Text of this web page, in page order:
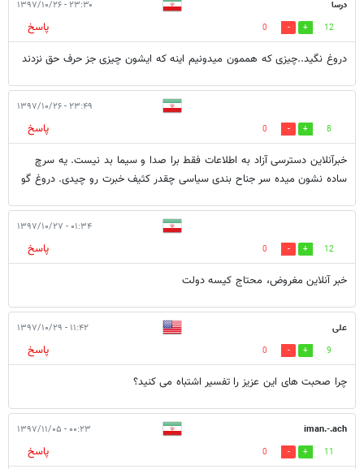
درسا ۲۳:۳۰ - ۱۳۹۷/۱۰/۲۶
12
0
پاسخ
دروغ نگید..چیزی که هممون میدونیم اینه که ایشون چیزی جز حرف حق نزدند
۲۳:۴۹ - ۱۳۹۷/۱۰/۲۶
8
0
پاسخ
خبرآنلاین دسترسی آزاد به اطلاعات فقط برا صدا و سیما بد نیست. یه سرچ
ساده نشون میده سر جناح بندی سیاسی چقدر کثیف خبرت رو چیدی. دروغ گو
۰۱:۳۴ - ۱۳۹۷/۱۰/۲۷
12
0
پاسخ
خبر آنلاین مغروض، محتاج کیسه دولت
علی ۱۱:۴۲ - ۱۳۹۷/۱۰/۲۹
9
0
پاسخ
چرا صحبت های این عزیز را تفسیر اشتباه می کنید؟
iman.-.ach ۰۰:۲۳ - ۱۳۹۷/۱۱/۰۵
11
0
پاسخ